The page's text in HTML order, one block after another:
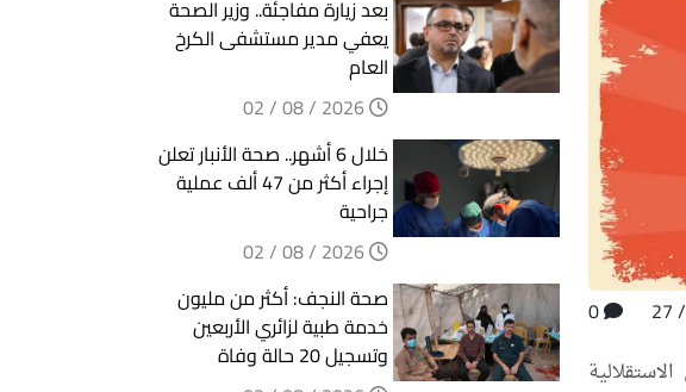
بعد زيارة مفاجئة.. وزير الصحة
يعفي مدير مستشفى الكرخ
العام
خلال 6 أشهر.. صحة الأنبار تعلن
إجراء أكثر من 47 ألف عملية
جراحية
صحة النجف: أكثر من مليون
خدمة طبية لزائري الأربعين
وتسجيل 20 حالة وفاة